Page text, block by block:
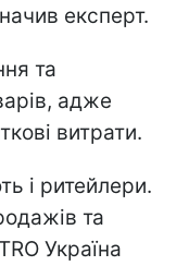
експерт.
та
адже
витрати.
і ритейлери.
та
Україна